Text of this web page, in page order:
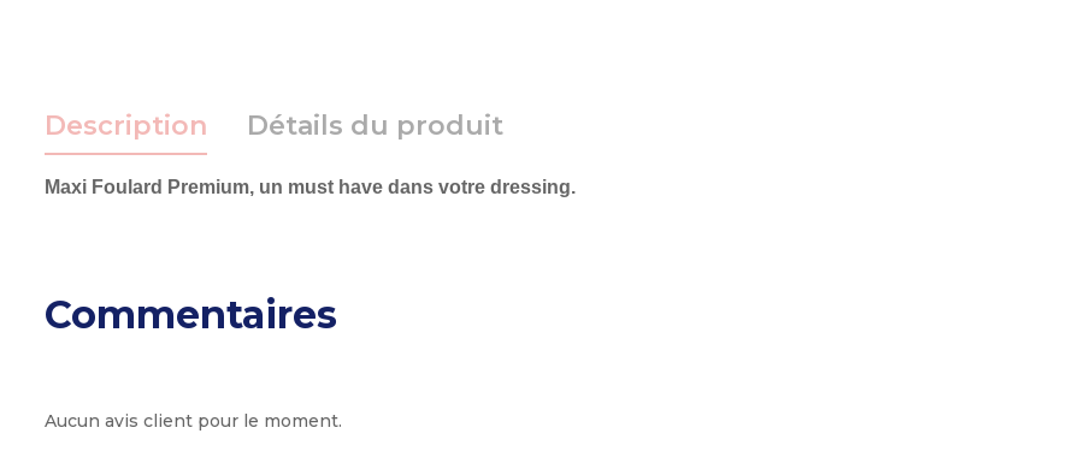
Description Détails du produit
Maxi Foulard Premium, un must have dans votre dressing.
Commentaires
Aucun avis client pour le moment.